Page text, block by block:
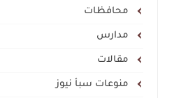
محافظات
مدارس
مقالات
منوعات سبأ نيوز